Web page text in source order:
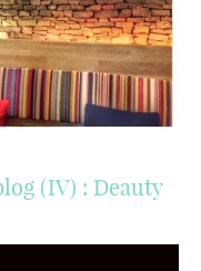
(IV) : Deauty